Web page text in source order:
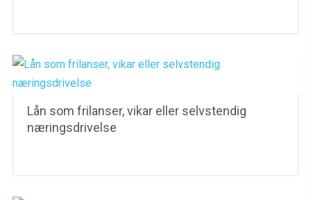
Lån som frilanser, vikar eller selvstendig
næringsdrivelse